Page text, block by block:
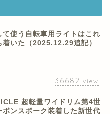
て使う自転車用ライトはこれ
着いた（2025.12.29追記）
36682 view
超軽量ワイドリム第4世
ボンスポーク装着した新世代